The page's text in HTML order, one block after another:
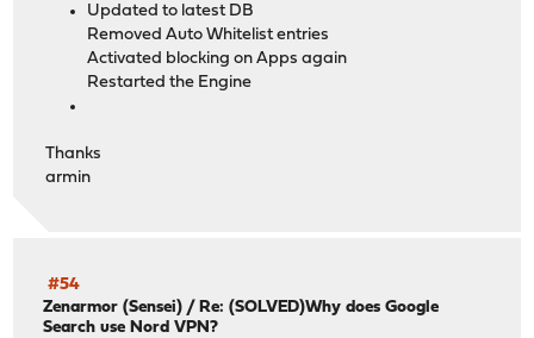
Updated to latest DB
Removed Auto Whitelist entries
Activated blocking on Apps again
Restarted the Engine
Thanks
armin
#54
Zenarmor (Sensei) / Re: (SOLVED)Why does Google
Search use Nord VPN?